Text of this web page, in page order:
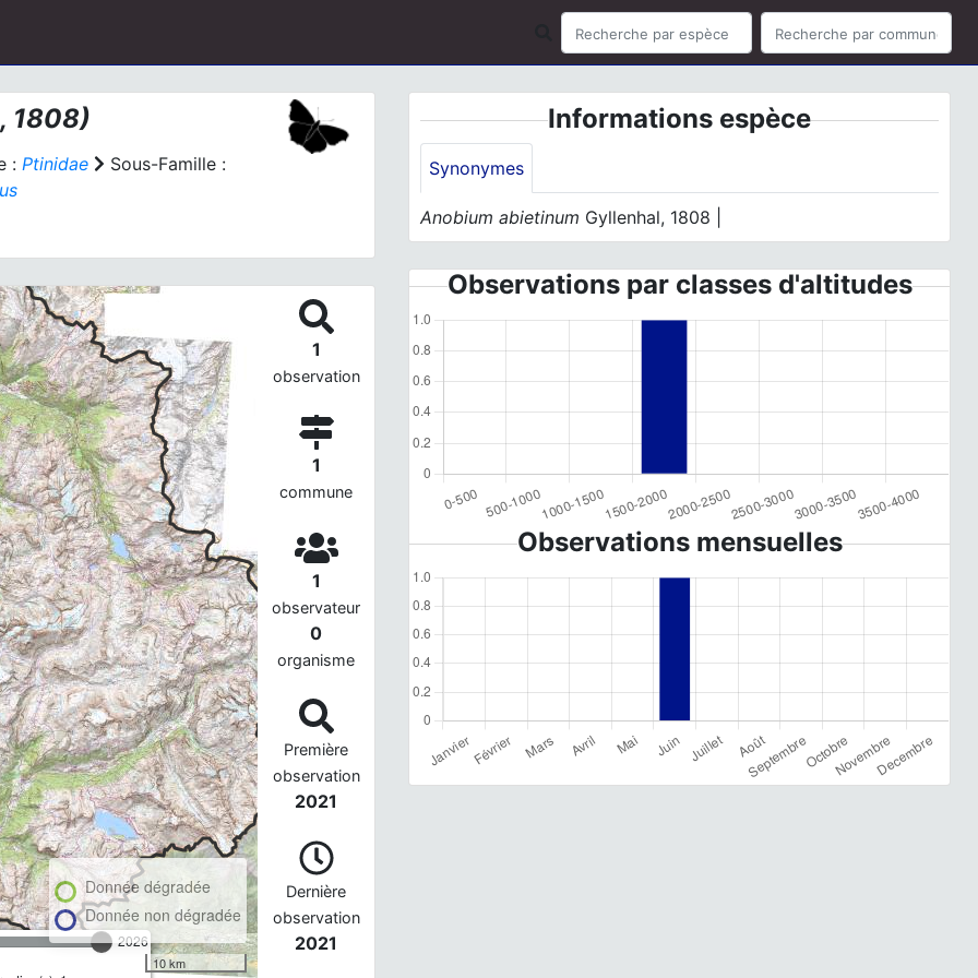
1808)
: Ptinidae
Sous-Famille :
2026
Donnée dégradée
Donnée non dégradée
10 km
1
observation
1
commune
1
observateur
0
organisme
Première
observation
2021
Dernière
observation
2021
Informations espèce
Synonymes
Anobium abietinum Gyllenhal, 1808 |
Observations par classes d'altitudes
Observations mensuelles